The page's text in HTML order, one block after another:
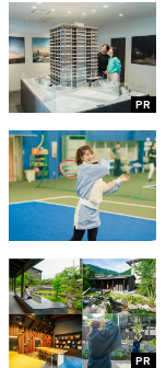
PR
PR